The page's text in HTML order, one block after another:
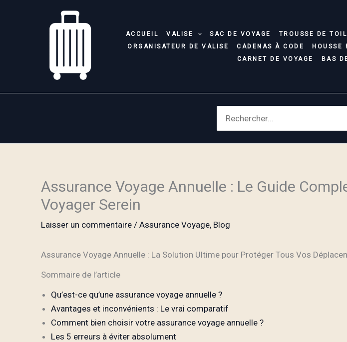
ACCUEIL VALISE SAC DE VOYAGE TROUSSE DE
ORGANISATEUR DE VALISE
CADENAS À CODE HOUSSE
CARNET DE VOYAGE
BAS
Search
for:
Assurance Voyage Annuelle : Le Guide
Voyager Serein
Laisser un commentaire / Assurance Voyage, Blog
Assurance Voyage Annuelle : La Solution Ultime pour Protéger Tous Vos
Sommaire de l’article
Qu’est-ce qu’une assurance voyage annuelle ?
Avantages et inconvénients : Le vrai comparatif
Comment bien choisir votre assurance voyage annuelle ?
Les 5 erreurs à éviter absolument